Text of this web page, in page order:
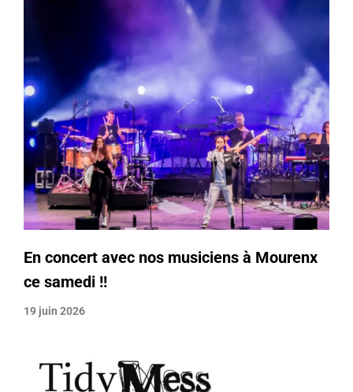
En concert avec nos musiciens à Mourenx
ce samedi !!
19 juin 2026